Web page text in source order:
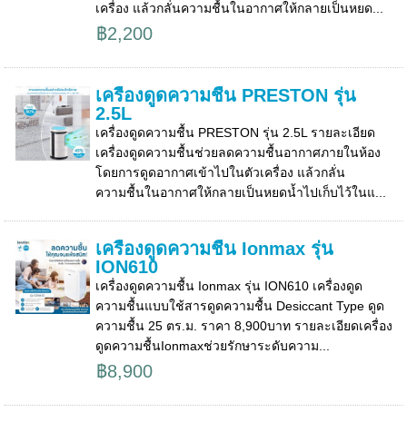
เครื่อง แล้วกลั่นความชื้นในอากาศให้กลายเป็นหยด...
฿2,200
เครื่องดูดความชื้น PRESTON รุ่น
2.5L
เครื่องดูดความชื้น PRESTON รุ่น 2.5L รายละเอียด
เครื่องดูดความชื้นช่วยลดความชื้นอากาศภายในห้อง
โดยการดูดอากาศเข้าไปในตัวเครื่อง แล้วกลั่น
ความชื้นในอากาศให้กลายเป็นหยดน้ำไปเก็บไว้ในแ...
เครื่องดูดความชื้น Ionmax รุ่น
ION610
เครื่องดูดความชื้น Ionmax รุ่น ION610 เครื่องดูด
ความชื้นแบบใช้สารดูดความชื้น Desiccant Type ดูด
ความชื้น 25 ตร.ม. ราคา 8,900บาท รายละเอียดเครื่อง
ดูดความชื้นIonmaxช่วยรักษาระดับความ...
฿8,900